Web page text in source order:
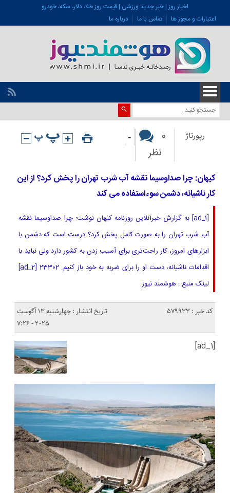
اخبار روز | خبر جدید ورزشی | قیمت روز طلا، دلار، سکه، خودرو
اعتبارات و مجوز ها
تماس با ما درباره ما
رپورتاژ
0
نظر
-
کیهان: چرا صداوسیما نقشه آب شرب تهران را پخش کرد؟ از این
کار ناشیانه، دشمن سوءاستفاده می کند
[ad_1] به گزارش خبرآنلاین روزنامه کیهان نوشت: چرا صداوسیما نقشه
آب‌ شرب تهران را به صورت کامل پخش کرد؟ درست است که دشمن با
ابزارهای امروز، کار راحت‌تری برای آسیب ‌زدن به کشور دارد ولی نباید با
اقدامات ناشیانه، دست او را برای ضربه به خود باز کنیم. 23302 [ad_2]
لینک منبع : هوشمند نیوز
کد خبر : 579933
تاریخ انتشار : چهارشنبه 13 آگوست
2025 - 7:26
[ad_1]